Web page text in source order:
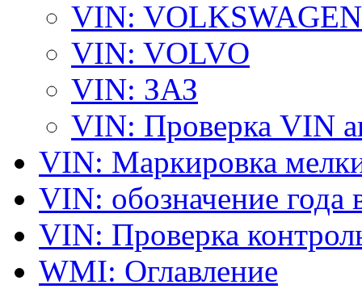
VIN: VOLKSWAGEN
VIN: VOLVO
VIN: ЗАЗ
VIN: Проверка VIN
VIN: Маркировка
VIN: обозначение года
VIN: Проверка
WMI: Оглавление